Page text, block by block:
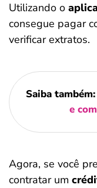
Utilizando o
consegue pagar
verificar extratos.
Saiba também:
e
Agora, se você
contratar um